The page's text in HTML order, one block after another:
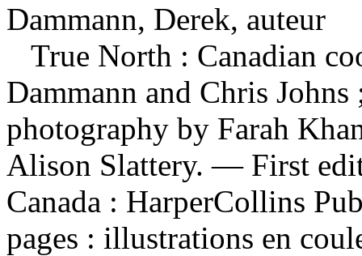
Dammann, Derek, auteur
True North : Canadian
Dammann and Chris
photography by Farah
Alison Slattery. — First
Canada : HarperCollins
pages : illustrations en